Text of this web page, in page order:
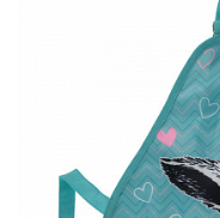
SCHOOL STANDARD
SKYNAME